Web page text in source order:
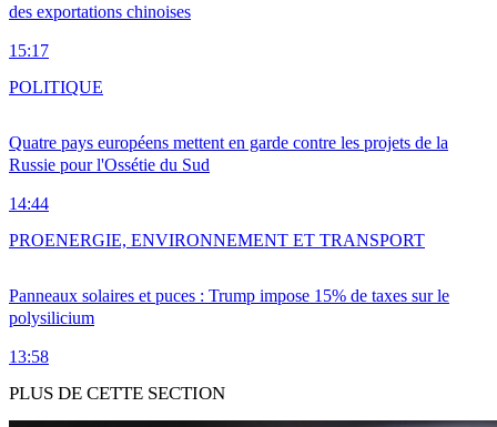
des exportations chinoises
15:17
Quatre pays européens mettent en garde contre les projets de la
Russie pour l'Ossétie du Sud
14:44
POLITIQUE
Panneaux solaires et puces : Trump impose 15% de taxes sur le
polysilicium
13:58
PROENERGIE, ENVIRONNEMENT ET TRANSPORT
PLUS DE CETTE SECTION